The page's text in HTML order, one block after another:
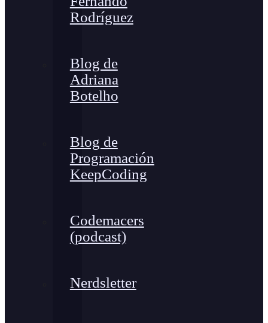
Rodríguez
Blog de
Adriana
Botelho
Blog de
Programación
KeepCoding
Codemacers
(podcast)
Nerdsletter